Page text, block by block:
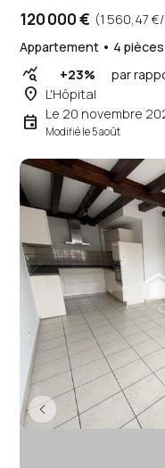
120 000 € (1 560,47
Appartement • 4 pièces
query_stats +23% par
place L'Hôpital
event Le 20 novembre
Modifié le 5 août